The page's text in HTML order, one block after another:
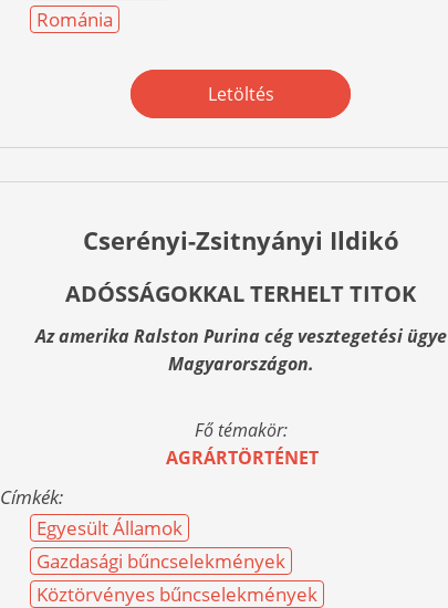
Románia
Letöltés
Cserényi-Zsitnyányi Ildikó
ADÓSSÁGOKKAL TERHELT TITOK
Az amerika Ralston Purina cég vesztegetési ügye
Magyarországon.
Fő témakör:
AGRÁRTÖRTÉNET
Címkék:
Egyesült Államok
Gazdasági bűncselekmények
Köztörvényes bűncselekmények